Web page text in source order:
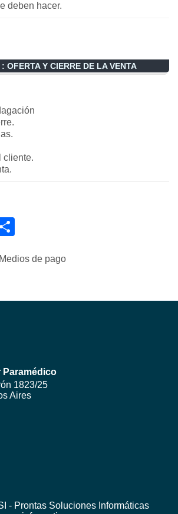
deben hacer.
OFERTA Y CIERRE DE LA VENTA
cliente.
WhatsApp
Paramédico
1823/25
Aires
- Prontas Soluciones Informáticas